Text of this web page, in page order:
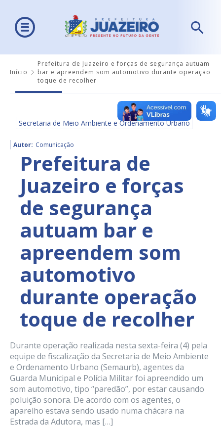
Início
Prefeitura de Juazeiro e forças de segurança autuam
bar e apreendem som automotivo durante operação
toque de recolher
Secretaria de Meio Ambiente e Ordenamento Urbano
Autor: Comunicação
Prefeitura de
Juazeiro e forças
de segurança
autuam bar e
apreendem som
automotivo
durante operação
toque de recolher
Durante operação realizada nesta sexta-feira (4) pela
equipe de fiscalização da Secretaria de Meio Ambiente
e Ordenamento Urbano (Semaurb), agentes da
Guarda Municipal e Polícia Militar foi apreendido um
som automotivo, tipo “paredão”, por estar causando
poluição sonora. De acordo com os agentes, o
aparelho estava sendo usado numa chácara na
Estrada da Adutora, mas […]